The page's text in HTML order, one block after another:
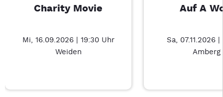
Charity Movie
Mi, 16.09.2026 | 19:30 Uhr
Weiden
Auf A
Sa, 07.11.2026
Amberg